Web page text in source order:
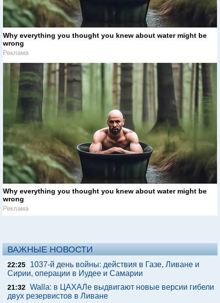
Why everything you thought you knew about water might be
wrong
Реклама
Why everything you thought you knew about water might be
wrong
Реклама
ВАЖНЫЕ НОВОСТИ
22:25
1037-й день войны: действия в Газе, Ливане и
Сирии, операции в Иудее и Самарии
21:32 Walla: в ЦАХАЛе выдвигают новые версии гибели
двух резервистов в Ливане